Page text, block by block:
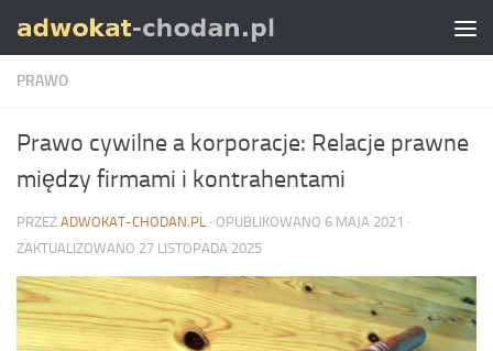
Skip to content
PRAWO
Prawo cywilne a korporacje: Relacje prawne
między firmami i kontrahentami
PRZEZ ADWOKAT-CHODAN.PL · OPUBLIKOWANO 6 MAJA 2021 ·
ZAKTUALIZOWANO 27 LISTOPADA 2025